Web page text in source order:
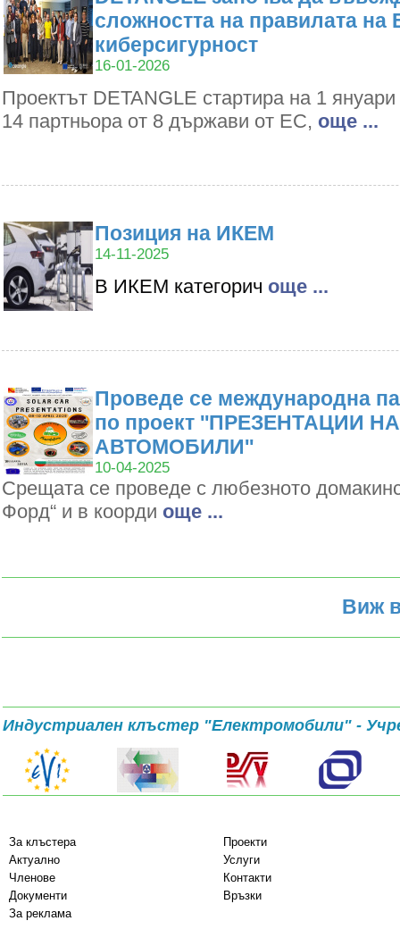
сложността на правилата на
киберсигурност
16-01-2026
Проектът DETANGLE стартира на 1
14 партньора от 8 държави от ЕС, oще ...
Позиция на ИКЕМ
14-11-2025
В ИКЕМ категорич oще ...
Проведе се международна
по проект ''ПРЕЗЕНТАЦИИ
АВТОМОБИЛИ''
10-04-2025
Срещата се проведе с любезното
Форд“ и в коорди oще ...
Виж
Индустриален клъстер "Електромобили" -
За клъстера
Проекти
Актуално
Услуги
Членове
Контакти
Документи
Връзки
За реклама